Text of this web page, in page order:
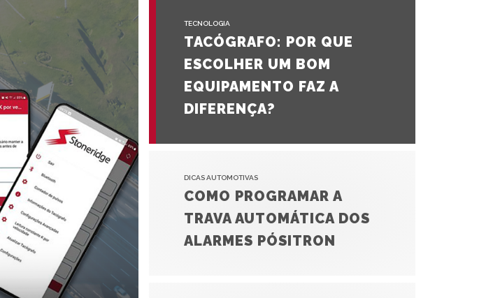
TECNOLOGIA
TACÓGRAFO: POR QUE
ESCOLHER UM BOM
EQUIPAMENTO FAZ A
DIFERENÇA?
DICAS AUTOMOTIVAS
COMO PROGRAMAR A
TRAVA AUTOMÁTICA DOS
ALARMES PÓSITRON